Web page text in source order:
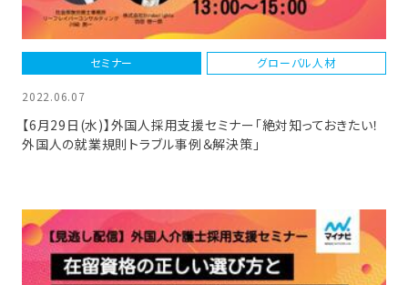
セミナー グローバル人材
2022.06.07
【6月29日(水)】外国人採用支援セミナー「絶対知っておきたい！
外国人の就業規則トラブル事例＆解決策」